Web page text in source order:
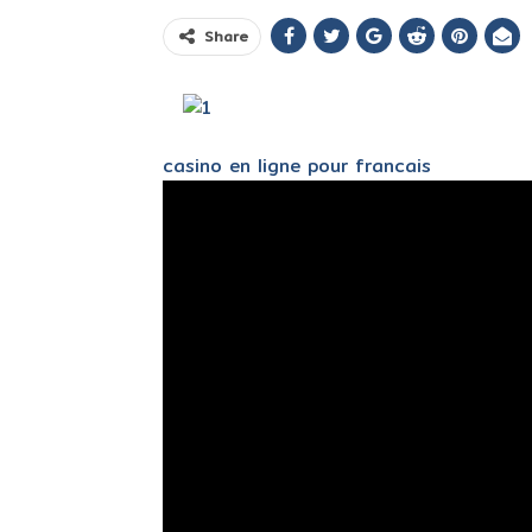
Share
casino en ligne pour francais